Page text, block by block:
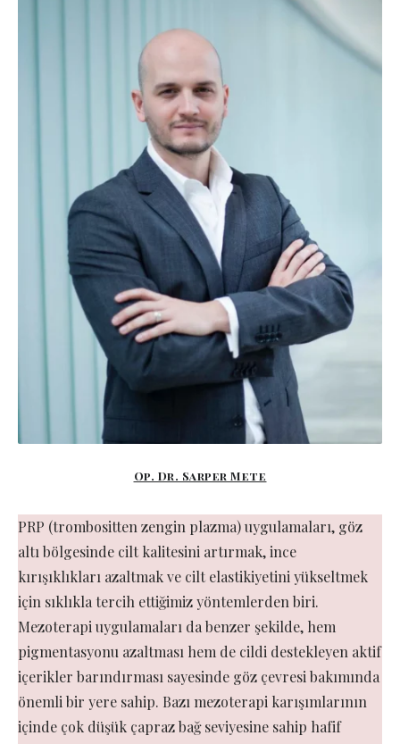
Op. Dr. Sarper Mete
PRP (trombositten zengin plazma) uygulamaları, göz
altı bölgesinde cilt kalitesini artırmak, ince
kırışıklıkları azaltmak ve cilt elastikiyetini yükseltmek
için sıklıkla tercih ettiğimiz yöntemlerden biri.
Mezoterapi uygulamaları da benzer şekilde, hem
pigmentasyonu azaltması hem de cildi destekleyen aktif
içerikler barındırması sayesinde göz çevresi bakımında
önemli bir yere sahip. Bazı mezoterapi karışımlarının
içinde çok düşük çapraz bağ seviyesine sahip hafif